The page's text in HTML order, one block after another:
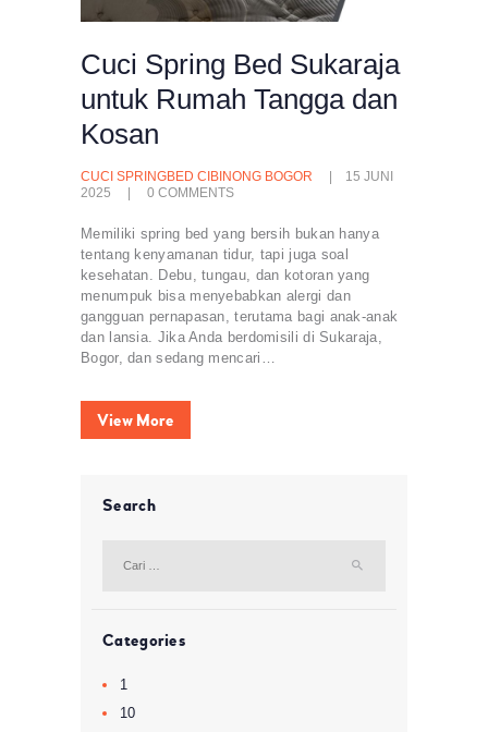
Cuci Spring Bed Sukaraja
untuk Rumah Tangga dan
Kosan
CUCI SPRINGBED CIBINONG BOGOR
15 JUNI
2025
0 COMMENTS
Memiliki spring bed yang bersih bukan hanya
tentang kenyamanan tidur, tapi juga soal
kesehatan. Debu, tungau, dan kotoran yang
menumpuk bisa menyebabkan alergi dan
gangguan pernapasan, terutama bagi anak-anak
dan lansia. Jika Anda berdomisili di Sukaraja,
Bogor, dan sedang mencari…
View More
Search
untuk:
Categories
1
10